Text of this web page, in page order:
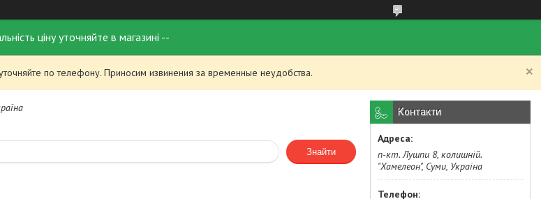
ціну уточняйте в магазині --
по телефону. Приносим извинения за временные неудобства.
Знайти
Контакти
п-кт. Лушпи 8, колишній.
"Хамелеон", Суми, Україна